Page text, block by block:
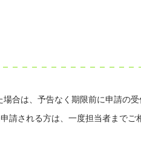
合は、予告なく期限前に申請の受
請される方は、一度担当者までご